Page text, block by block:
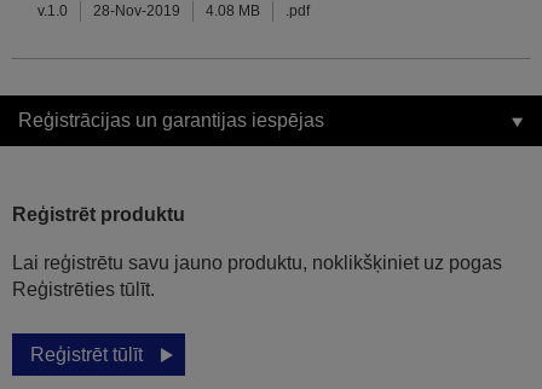
v.1.0 28-Nov-2019 4.08 MB .pdf
Reģistrācijas un garantijas iespējas
Reģistrēt produktu
Lai reģistrētu savu jauno produktu, noklikšķiniet uz pogas
Reģistrēties tūlīt.
Reģistrēt tūlīt